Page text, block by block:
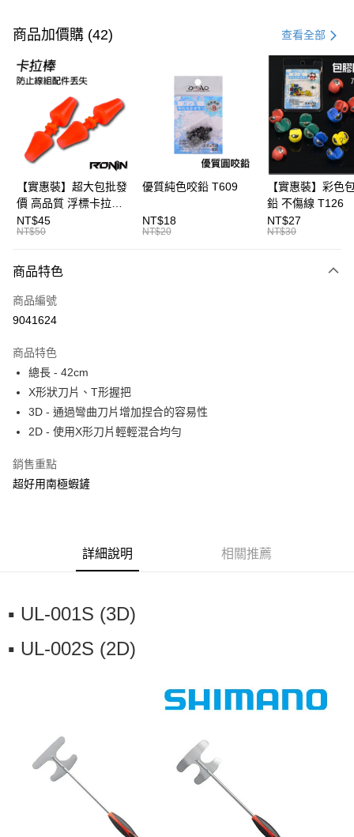
信用卡一次付款
信用卡分期付款
3 期 0 利率 每期 21家銀行
合作金庫商業銀行
第一商業銀行
華南商業銀行
彰化商業銀行
上海商業儲蓄銀行
台北富邦商業銀行
國泰世華商業銀行
兆豐國際商業銀行
臺灣中小企業銀行
台中商業銀行
匯豐（台灣）商業銀行
華泰商業銀行
聯邦商業銀行
元大商業銀行
台灣樂天信用卡公司
超商取貨付款
Apple Pay
悠遊付
大哥付你分期
【大哥付你分期使用說明】
2.付款方式選擇「大哥付你分期」，訂單成立後會自動跳轉到大哥付的交易
流程，驗證手機門號後，選擇欲分期的期數、繳款截止日，確認付款後即完
4.訂單成立30分鐘內，如未前往確認交易或遇審核未通過，訂單將自動取
消。如遇「轉專審核」未通過狀況，表示未達大哥付你分期系統評分，恕無
法說明評估內容。
【繳款方式說明】
1.分期款項不併入電信帳單，「大哥付你分期」於每月結算日後寄送繳費提
醒簡訊。
帳／街口支付／iPASS MONEY」等通路繳費。
【注意事項】
資料（包含姓名、電話或地址）提供予台灣大哥大進項蒐集、處理及利用，
由本公司與您本人進行分期帳單所需資料之確認、核對及更正。
相關說明
【關於「AFTEE先享後付」】
便利好安心！
２．便利：只要手機號碼，簡訊認證，即可結帳。
３．安心：先確認商品／服務後，再付款。
【「AFTEE先享後付」結帳流程】
１．於結帳方式選擇「AFTEE先享後付」後，將跳轉至「AFTEE先享後付」
２．訂單成立數日內，您將收到繳費通知簡訊。
３．收到繳費通知簡訊後14天內，點擊此簡訊中的連結，可透過四大超商／
ATM／網路銀行／等多元方式進行付款，方視為交易完成。
※ 交易是否成功請以「AFTEE先享後付 」之結帳頁面顯示為準，若有關於
是否繳費成功／繳費後需取消欲退款等相關疑問，請聯繫「AFTEE先享後付
【注意事項】
１．透過由恩沛科技股份有限公司提供之「AFTEE先享後付」服務完成之交
權轉讓予恩沛科技股份有限公司。
２．關於個人資料處理事宜，請瀏覽以下網址：
３．未成年的使用者請事先徵得法定代理人或監護人之同意方可使用
「AFTEE先享後付」，若未經同意申辦者引起之損失，本公司不負相關責
時審查核予不同之上限額度；若仍有額度不足之情形，本公司將視審查結果
請求用戶進行身份認證。
５．嚴禁一人註冊多個帳號或使用他人資訊註冊。若發現惡意使用之情形，
恩沛科技股份有限公司將有權停止該用戶之使用額度並採取法律行動。
貨到付款
運送方式
全家取貨付款
付款後全家取貨
每筆NT$60，滿NT$1,200(含以上)免運費
一般宅配（門市自取請勿下單，請聯繫客服）
每筆NT$100，滿NT$2,000(含以上)免運費
每筆NT$200，滿NT$2,000(含以上)免運費
每筆NT$200，滿NT$3,000(含以上)免運費
商品加價購 (42) 查看全部
【實惠裝】超大包批發
價 高品質 浮標卡拉棒
20入 T086
NT$45
NT$50
優質純色咬鉛 T609
NT$18
NT$20
【實惠裝】彩色
鉛 不傷線 T126
NT$27
NT$30
商品特色
商品編號
9041624
商品特色
總長 - 42cm
X形狀刀片、T形握把
3D - 通過彎曲刀片增加捏合的容易性
2D - 使用X形刀片輕輕混合均勻
銷售重點
超好用南極蝦鏟
詳細說明 相關推薦
▪️ UL-001S (3D)
▪️ UL-002S (2D)